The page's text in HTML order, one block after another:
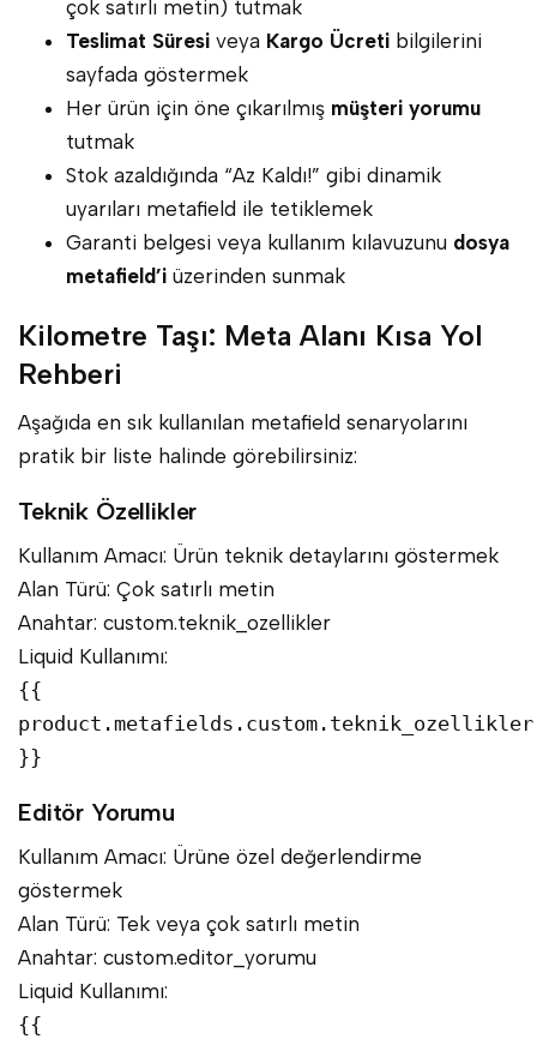
çok satırlı metin) tutmak
Teslimat Süresi veya Kargo Ücreti bilgilerini
sayfada göstermek
Her ürün için öne çıkarılmış müşteri yorumu
tutmak
Stok azaldığında “Az Kaldı!” gibi dinamik
uyarıları metafield ile tetiklemek
Garanti belgesi veya kullanım kılavuzunu dosya
metafield’i üzerinden sunmak
Kilometre Taşı: Meta Alanı Kısa Yol
Rehberi
Aşağıda en sık kullanılan metafield senaryolarını
pratik bir liste halinde görebilirsiniz:
Teknik Özellikler
Kullanım Amacı: Ürün teknik detaylarını göstermek
Alan Türü: Çok satırlı metin
Anahtar: custom.teknik_ozellikler
Liquid Kullanımı:
{{
}}
Editör Yorumu
Kullanım Amacı: Ürüne özel değerlendirme
göstermek
Alan Türü: Tek veya çok satırlı metin
Anahtar: custom.editor_yorumu
Liquid Kullanımı:
{{